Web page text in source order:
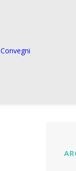
Convegni